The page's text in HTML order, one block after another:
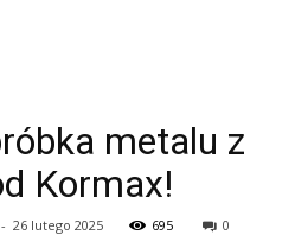
metalu z
Kormax!
- 26 lutego 2025 695 0